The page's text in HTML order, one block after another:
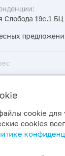
Слобода 19с.1
Политика
Настройки cookie
cookie для
cookies